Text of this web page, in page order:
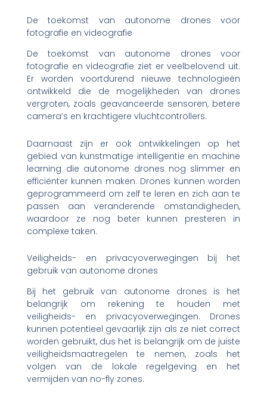
De toekomst van autonome drones voor
fotografie en videografie
De toekomst van autonome drones voor
fotografie en videografie ziet er veelbelovend uit.
Er worden voortdurend nieuwe technologieën
ontwikkeld die de mogelijkheden van drones
vergroten, zoals geavanceerde sensoren, betere
camera’s en krachtigere vluchtcontrollers.
Daarnaast zijn er ook ontwikkelingen op het
gebied van kunstmatige intelligentie en machine
learning die autonome drones nog slimmer en
efficiënter kunnen maken. Drones kunnen worden
geprogrammeerd om zelf te leren en zich aan te
passen aan veranderende omstandigheden,
waardoor ze nog beter kunnen presteren in
complexe taken.
Veiligheids- en privacyoverwegingen bij het
gebruik van autonome drones
Bij het gebruik van autonome drones is het
belangrijk om rekening te houden met
veiligheids- en privacyoverwegingen. Drones
kunnen potentieel gevaarlijk zijn als ze niet correct
worden gebruikt, dus het is belangrijk om de juiste
veiligheidsmaatregelen te nemen, zoals het
volgen van de lokale regelgeving en het
vermijden van no-fly zones.